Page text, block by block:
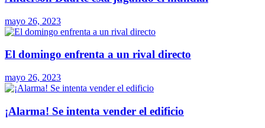
mayo 26, 2023
El domingo enfrenta a un rival directo
mayo 26, 2023
¡Alarma! Se intenta vender el edificio